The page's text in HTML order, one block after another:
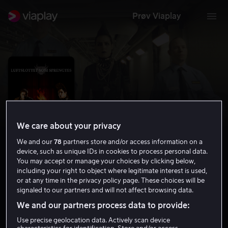
Prøv Viaplay
Luftslottet som sprengtes
We care about your privacy
We and our78 partners store and/or access information on a
device, such as unique IDs in cookies to process personal data.
You may accept or manage your choices by clicking below,
including your right to object where legitimate interest is used,
or at any time in the privacy policy page. These choices will be
signaled to our partners and will not affect browsing data.
We and our partners process data to provide:
Use precise geolocation data. Actively scan device